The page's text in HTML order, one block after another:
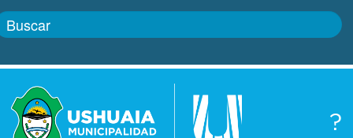
?
Boletín
Gobierno